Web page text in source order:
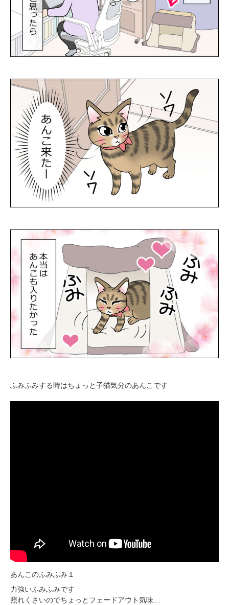
ふみふみする時はちょっと子猫気分のあんこです
あんこのふみふみ１
力強いふみふみです
照れくさいのでちょっとフェードアウト気味…
PECOアプリをダウンロード済みの方